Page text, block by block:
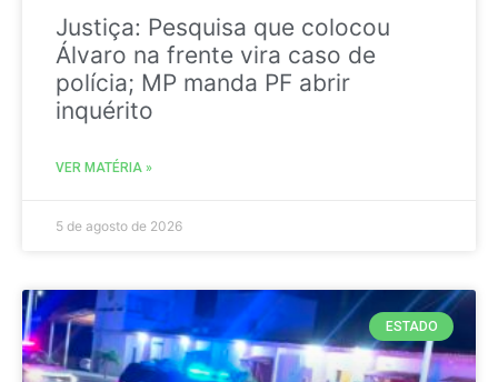
Justiça: Pesquisa que colocou
Álvaro na frente vira caso de
polícia; MP manda PF abrir
inquérito
VER MATÉRIA »
5 de agosto de 2026
ESTADO